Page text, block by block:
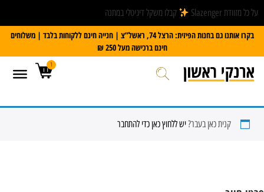
על כל מזוודת Slazenger
קבלו משקל דיגיטלי במתנה
בקרו אותנו גם בחנות הפיזית: הרצל 74, ראשל”צ | חנייה חינם ללקוחות בלבד | משלוחים
חינם ברכישה מעל 250 ₪
1
קנית כאן בעבר?יש ללחוץ כאן כדי להתחבר